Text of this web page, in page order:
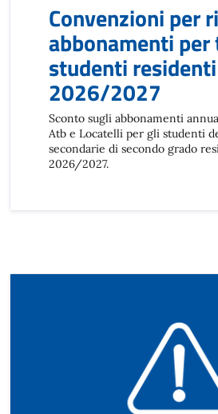
Convenzioni per
abbonamenti
studenti residenti
2026/2027
Sconto sugli abbonamenti
Atb e Locatelli per gli studenti
secondarie di secondo grado
2026/2027.